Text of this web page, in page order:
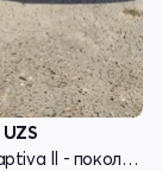
UZS
Chevrolet Captiva II - поколение